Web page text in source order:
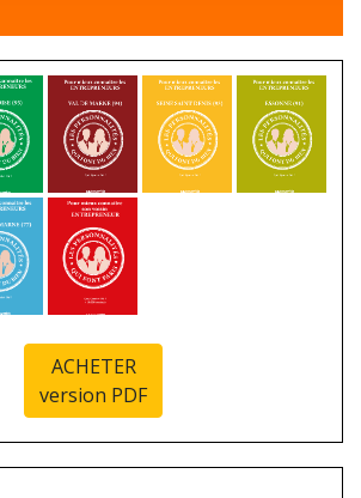
ACHETER
version PDF